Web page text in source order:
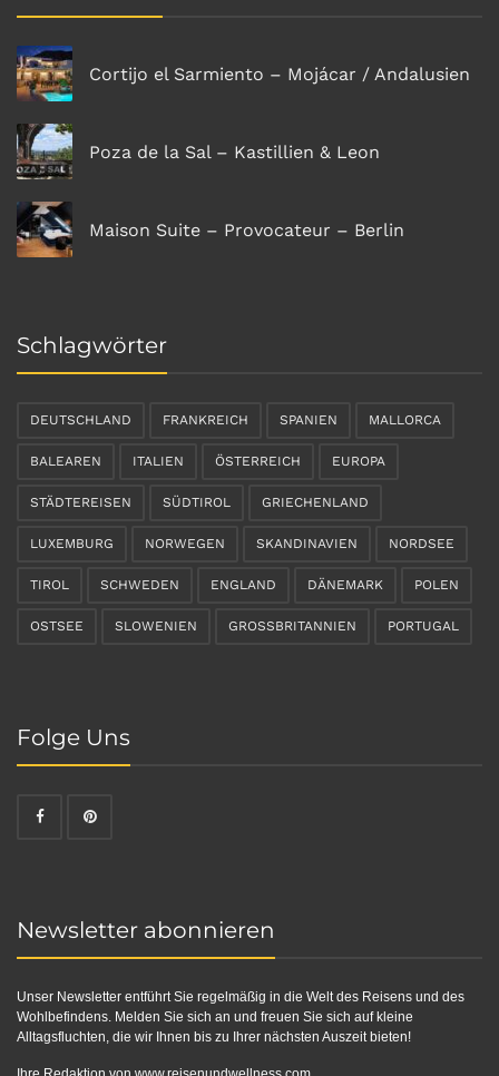
Cortijo el Sarmiento – Mojácar / Andalusien
Poza de la Sal – Kastillien & Leon
Maison Suite – Provocateur – Berlin
Schlagwörter
DEUTSCHLAND FRANKREICH SPANIEN MALLORCA
BALEAREN ITALIEN ÖSTERREICH EUROPA
STÄDTEREISEN SÜDTIROL GRIECHENLAND
LUXEMBURG NORWEGEN SKANDINAVIEN NORDSEE
TIROL SCHWEDEN ENGLAND DÄNEMARK POLEN
OSTSEE SLOWENIEN GROSSBRITANNIEN PORTUGAL
Folge Uns
Newsletter abonnieren
Unser Newsletter entführt Sie regelmäßig in die Welt des Reisens und des
Wohlbefindens. Melden Sie sich an und freuen Sie sich auf kleine
Alltagsfluchten, die wir Ihnen bis zu Ihrer nächsten Auszeit bieten!